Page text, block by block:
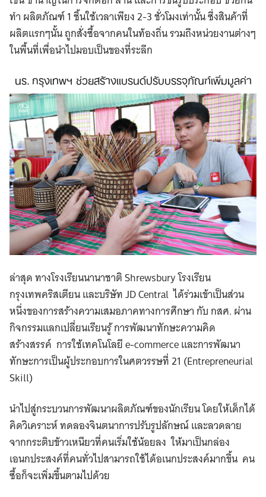
ทำ ผลิตภัณฑ์ 1 ชิ้นใช้เวลาเพียง 2-3 ชั่วโมงเท่านั้น ซึ่งสินค้าที่
ผลิตแรกๆนั้น ถูกสั่งซื้อจากคนในท้องถิ่น รวมถึงหน่วยงานต่างๆ
ในพื้นที่เพื่อนำไปมอบเป็นของที่ระลึก
นร. กรุงเทพฯ ช่วยสร้างแบรนด์ปรับบรรจุภัณฑ์เพิ่มมูลค่า
ล่าสุด ทางโรงเรียนนานาชาติ Shrewsbury โรงเรียน
กรุงเทพคริสเตียนและบริษัท JD Central ​ได้ร่วมเข้าเป็นส่วน
หนึ่งของการสร้างความเสมอภาคทางการศึกษา กับ กสศ. ผ่าน
กิจกรรมแลกเปลี่ยนเรียนรู้ การพัฒนาทักษะความคิด
สร้างสรรค์ การใช้เทคโนโลยี e-commerce และการพัฒนา
ทักษะการเป็นผู้ประกอบการในศตวรรษที่ 21 (Entrepreneurial
Skill)
นำไปสู่กระบวนการพัฒนาผลิตภัณฑ์ของนักเรียน โดยให้เด็กได้
คิดวิเคราะห์ ทดลองจินตนาการปรับรูปลักษณ์ และลวดลาย
จากกระติบข้าวเหนียวที่คนเริ่มใช้น้อยลง ให้มาเป็นกล่อง
เอนกประสงค์ที่คนทั่วไปสามารถใช้ได้อเนกประสงค์มากขึ้น คน
ซื้อก็จะเพิ่มขึ้นตามไปด้วย